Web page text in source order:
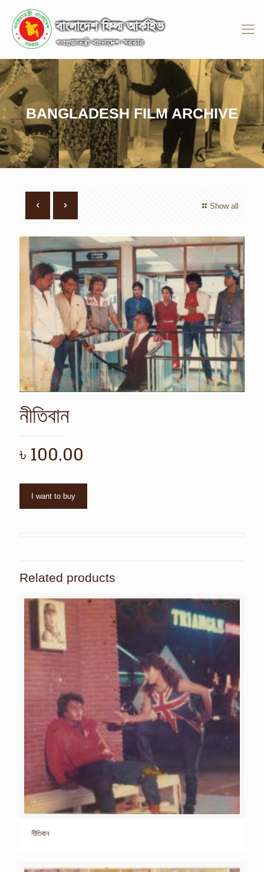
BANGLADESH FILM ARCHIVE
Show all
নীতিবান
৳ 100.00
I want to buy
Related products
নীতিবান